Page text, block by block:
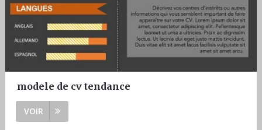
modele de cv tendance
VOIR